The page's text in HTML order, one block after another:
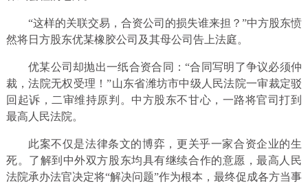
“这样的关联交易，合资公司的损失谁来担？”中方股东愤
然将日方股东优某橡胶公司及其母公司告上法庭。
优某公司却抛出一纸合资合同：“合同写明了争议必须仲
裁，法院无权受理！”山东省潍坊市中级人民法院一审裁定驳
回起诉，二审维持原判。中方股东不甘心，一路将官司打到
最高人民法院。
此案不仅是法律条文的博弈，更关乎一家合资企业的生
死。了解到中外双方股东均具有继续合作的意愿，最高人民
法院承办法官决定将“解决问题”作为根本，最终促成各方当事